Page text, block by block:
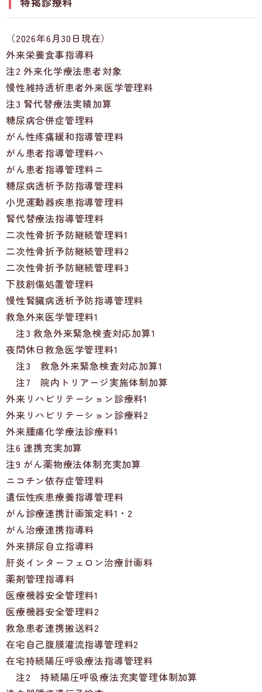
（2026年6月30日現在）
外来栄養食事指導料
注2 外来化学療法患者対象
慢性維持透析患者外来医学管理料
注3 腎代替療法実績加算
糖尿病合併症管理料
がん性疼痛緩和指導管理料
がん患者指導管理料ハ
がん患者指導管理料ニ
糖尿病透析予防指導管理料
小児運動器疾患指導管理料
腎代替療法指導管理料
二次性骨折予防継続管理料1
二次性骨折予防継続管理料2
二次性骨折予防継続管理料3
下肢創傷処置管理料
慢性腎臓病透析予防指導管理料
救急外来医学管理料1
注3 救急外来緊急検査対応加算1
夜間休日救急医学管理料1
注3 救急外来緊急検査対応加算1
注7 院内トリアージ実施体制加算
外来リハビリテーション診療料1
外来リハビリテーション診療料2
外来腫瘍化学療法診療料1
注6 連携充実加算
注9 がん薬物療法体制充実加算
ニコチン依存症管理料
遺伝性疾患療養指導管理料
がん診療連携計画策定料1・2
がん治療連携指導料
外来排尿自立指導料
肝炎インターフェロン治療計画料
薬剤管理指導料
医療機器安全管理料1
医療機器安全管理料2
救急患者連携搬送料2
在宅自己腹膜灌流指導管理料2
在宅持続陽圧呼吸療法指導管理料
注2 持続陽圧呼吸療法充実管理体制加算